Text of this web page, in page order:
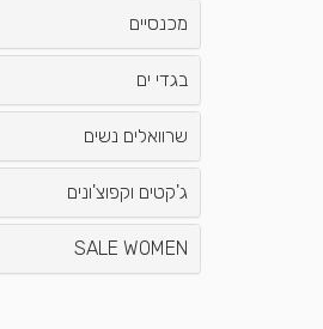
מכנסיים
בגדי ים
שרוואלים נשים
ג'קטים וקפוצ'ונים
SALE WOMEN